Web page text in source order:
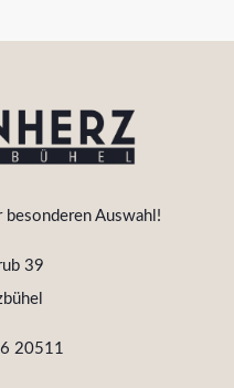
Auswahl!
39
20511